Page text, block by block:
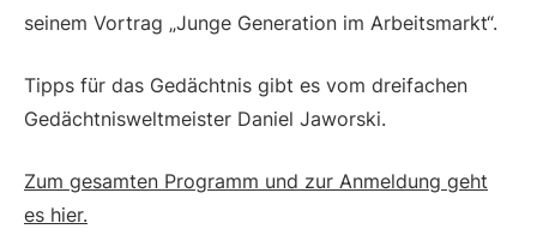
seinem Vortrag „Junge Generation im Arbeitsmarkt“.
Tipps für das Gedächtnis gibt es vom dreifachen
Gedächtnisweltmeister Daniel Jaworski.
Zum gesamten Programm und zur Anmeldung geht
es hier.